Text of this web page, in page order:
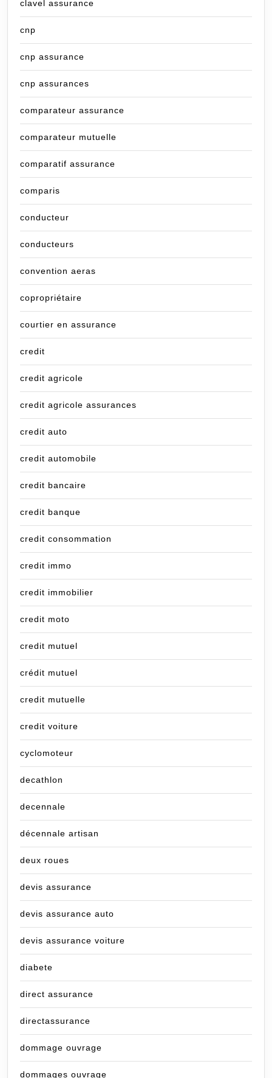
clavel assurance
cnp
cnp assurance
cnp assurances
comparateur assurance
comparateur mutuelle
comparatif assurance
comparis
conducteur
conducteurs
convention aeras
copropriétaire
courtier en assurance
credit
credit agricole
credit agricole assurances
credit auto
credit automobile
credit bancaire
credit banque
credit consommation
credit immo
credit immobilier
credit moto
credit mutuel
crédit mutuel
credit mutuelle
credit voiture
cyclomoteur
decathlon
decennale
décennale artisan
deux roues
devis assurance
devis assurance auto
devis assurance voiture
diabete
direct assurance
directassurance
dommage ouvrage
dommages ouvrage